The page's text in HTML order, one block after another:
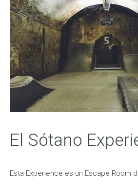
El Sótano
Esta Experience es un Escape Room